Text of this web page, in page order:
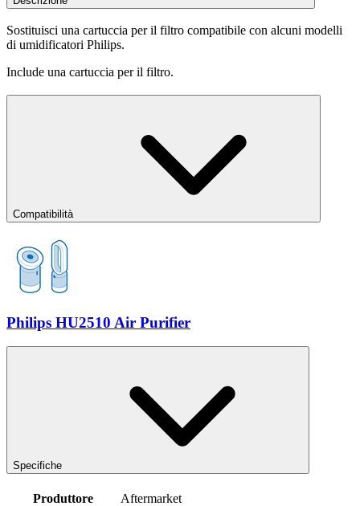
Sostituisci una cartuccia per il filtro compatibile con alcuni modelli
di umidificatori Philips.
Include una cartuccia per il filtro.
Compatibilità
Philips HU2510 Air Purifier
Specifiche
Produttore
Aftermarket